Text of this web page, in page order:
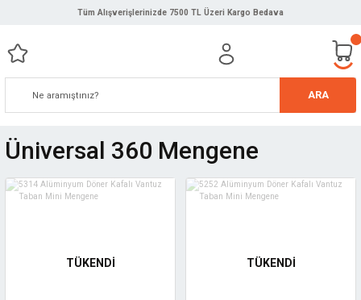
Tüm Alışverişlerinizde 7500 TL Üzeri Kargo Bedava
ARA
Üniversal 360 Mengene
TÜKENDİ TÜKENDİ